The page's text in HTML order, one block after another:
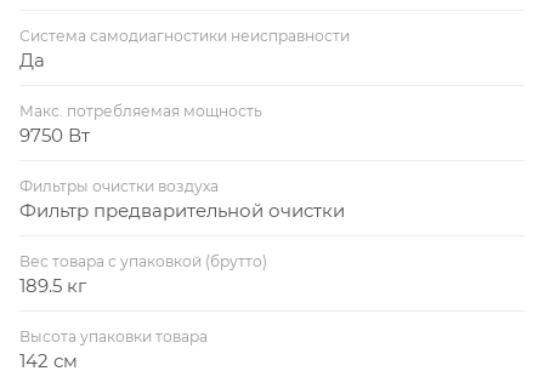
Система самодиагностики неисправности
Да
Макс. потребляемая мощность
9750 Вт
Фильтры очистки воздуха
Фильтр предварительной очистки
Вес товара с упаковкой (брутто)
189.5 кг
Высота упаковки товара
142 см